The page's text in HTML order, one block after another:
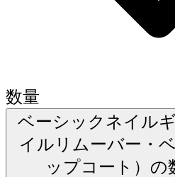
数量
ベーシックネイル
イルリムーバー・
ップコート）の